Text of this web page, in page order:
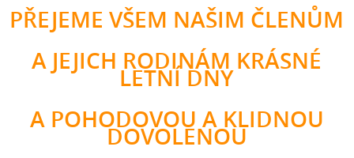
PŘEJEME VŠEM NAŠIM ČLENŮM
A JEJICH RODINÁM KRÁSNÉ
LETNÍ DNY
A POHODOVOU A KLIDNOU
DOVOLENOU